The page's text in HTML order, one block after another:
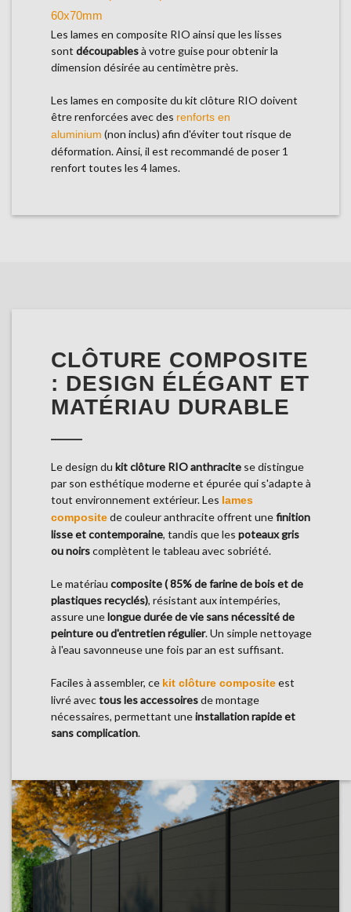
60x70mm
Les lames en composite RIO ainsi que les lisses
sont découpablesà votre guise pour obtenir la
dimension désirée au centimètre près.
Les lames en composite du kit clôture RIO doivent
être renforcées avec des renforts en
aluminium (non inclus) afin d'éviter tout risque de
déformation. Ainsi, il est recommandé de poser 1
renfort toutes les 4 lames.
CLÔTURE COMPOSITE
: DESIGN ÉLÉGANT ET
MATÉRIAU DURABLE
Le design du kit clôture RIO anthracite se distingue
par son esthétique moderne et épurée qui s'adapte à
tout environnement extérieur. Les lames
compositede couleur anthracite offrent unefinition
lisse et contemporaine, tandis que les poteaux gris
ou noirscomplètent le tableau avec sobriété.
Le matériau composite ( 85% de farine de bois et de
plastiques recyclés), résistant aux intempéries,
assure unelongue durée de vie sans nécessité de
peinture ou d'entretien régulier. Un simple nettoyage
à l'eau savonneuse une fois par an est suffisant.
Faciles à assembler, ce kit clôture compositeest
livré avectous les accessoiresde montage
nécessaires, permettant uneinstallation rapide et
sans complication.